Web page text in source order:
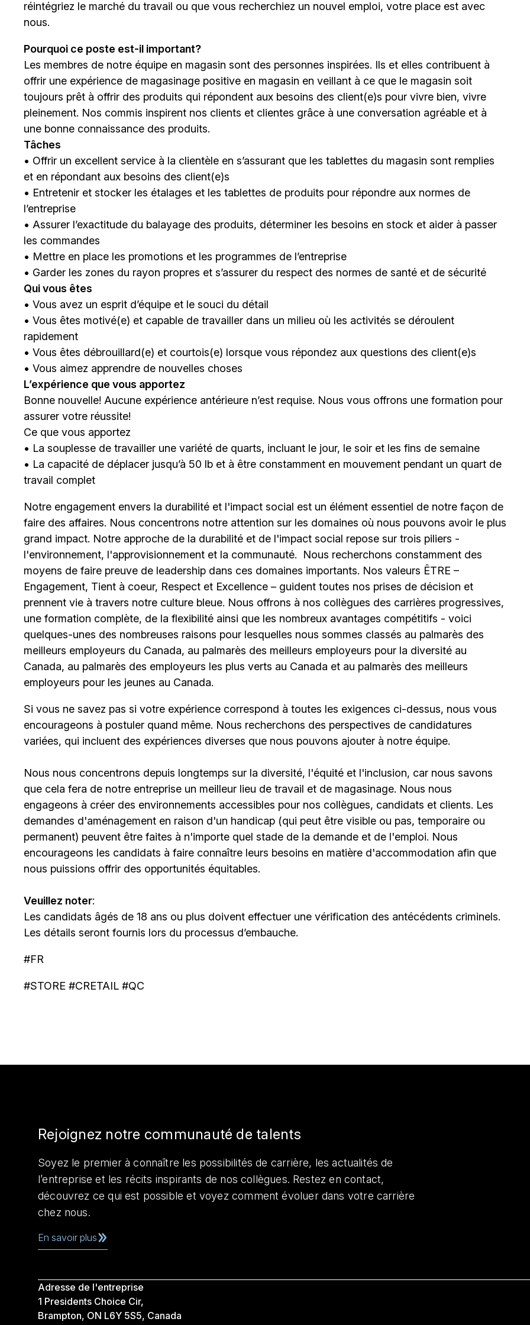
réintégriez le marché du travail ou que vous recherchiez un nouvel emploi, votre place est avec
nous.
Pourquoi ce poste est-il important?
Les membres de notre équipe en magasin sont des personnes inspirées. Ils et elles contribuent à
offrir une expérience de magasinage positive en magasin en veillant à ce que le magasin soit
toujours prêt à offrir des produits qui répondent aux besoins des client(e)s pour vivre bien, vivre
pleinement. Nos commis inspirent nos clients et clientes grâce à une conversation agréable et à
une bonne connaissance des produits.
Tâches
• Offrir un excellent service à la clientèle en s’assurant que les tablettes du magasin sont remplies
et en répondant aux besoins des client(e)s
• Entretenir et stocker les étalages et les tablettes de produits pour répondre aux normes de
l’entreprise
• Assurer l’exactitude du balayage des produits, déterminer les besoins en stock et aider à passer
les commandes
• Mettre en place les promotions et les programmes de l’entreprise
• Garder les zones du rayon propres et s’assurer du respect des normes de santé et de sécurité
Qui vous êtes
• Vous avez un esprit d’équipe et le souci du détail
• Vous êtes motivé(e) et capable de travailler dans un milieu où les activités se déroulent
rapidement
• Vous êtes débrouillard(e) et courtois(e) lorsque vous répondez aux questions des client(e)s
• Vous aimez apprendre de nouvelles choses
L’expérience que vous apportez
Bonne nouvelle! Aucune expérience antérieure n’est requise. Nous vous offrons une formation pour
assurer votre réussite!
Ce que vous apportez
• La souplesse de travailler une variété de quarts, incluant le jour, le soir et les fins de semaine
• La capacité de déplacer jusqu’à 50 lb et à être constamment en mouvement pendant un quart de
travail complet
Notre engagement envers la durabilité et l'impact social est un élément essentiel de notre façon de
faire des affaires. Nous concentrons notre attention sur les domaines où nous pouvons avoir le plus
grand impact. Notre approche de la durabilité et de l'impact social repose sur trois piliers -
l'environnement, l'approvisionnement et la communauté.
Nous recherchons constamment des
moyens de faire preuve de leadership dans ces domaines importants. Nos valeurs ÊTRE –
Engagement, Tient à coeur, Respect et Excellence – guident toutes nos prises de décision et
prennent vie à travers notre culture bleue. Nous offrons à nos collègues des carrières progressives,
une formation complète, de la flexibilité ainsi que les nombreux avantages compétitifs - voici
quelques-unes des nombreuses raisons pour lesquelles nous sommes classés au palmarès des
meilleurs employeurs du Canada, au palmarès des meilleurs employeurs pour la diversité au
Canada, au palmarès des employeurs les plus verts au Canada et au palmarès des meilleurs
employeurs pour les jeunes au Canada.
Si vous ne savez pas si votre expérience correspond à toutes les exigences ci-dessus, nous vous
encourageons à postuler quand même. Nous recherchons des perspectives de candidatures
variées, qui incluent des expériences diverses que nous pouvons ajouter à notre équipe.
Nous nous concentrons depuis longtemps sur la diversité, l'équité et l'inclusion, car nous savons
que cela fera de notre entreprise un meilleur lieu de travail et de magasinage. Nous nous
engageons à créer des environnements accessibles pour nos collègues, candidats et clients. Les
demandes d'aménagement en raison d'un handicap (qui peut être visible ou pas, temporaire ou
permanent) peuvent être faites à n'importe quel stade de la demande et de l'emploi. Nous
encourageons les candidats à faire connaître leurs besoins en matière d'accommodation afin que
nous puissions offrir des opportunités équitables.
Veuillez noter:
Les candidats âgés de 18 ans ou plus doivent effectuer une vérification des antécédents criminels.
Les détails seront fournis lors du processus d’embauche.
#FR
#STORE #CRETAIL #QC
Rejoignez notre communauté de talents
Soyez le premier à connaître les possibilités de carrière, les actualités de
l’entreprise et les récits inspirants de nos collègues. Restez en contact,
découvrez ce qui est possible et voyez comment évoluer dans votre carrière
chez nous.
En savoir plus
Adresse de l'entreprise
1 Presidents Choice Cir,
Brampton, ON L6Y 5S5, Canada